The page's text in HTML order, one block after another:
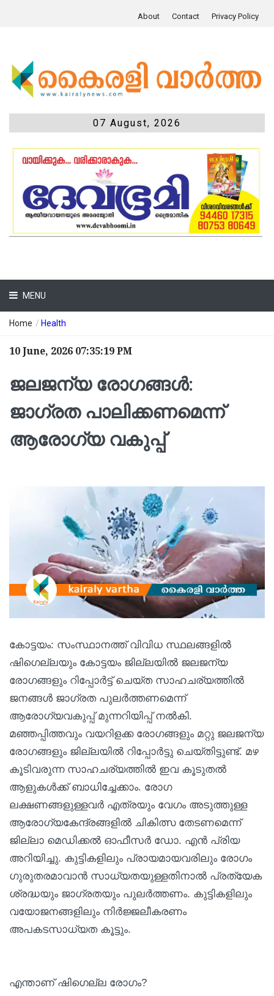
About Contact Privacy Policy
07 August, 2026
MENU
Home / Health
10 June, 2026 07:35:19 PM
ജലജന്യ രോഗങ്ങള്‍:
ജാഗ്രത പാലിക്കണമെന്ന്
ആരോഗ്യ വകുപ്പ്
കോട്ടയം: സംസ്ഥാനത്ത് വിവിധ സ്ഥലങ്ങളില്‍
ഷിഗെല്ലയും കോട്ടയം ജില്ലയില്‍ ജലജന്യ
രോഗങ്ങളും റിപ്പോര്‍ട്ട് ചെയ്ത സാഹചര്യത്തില്‍
ജനങ്ങള്‍ ജാഗ്രത പുലര്‍ത്തണമെന്ന്
ആരോഗ്യവകുപ്പ് മുന്നറിയിപ്പ് നല്‍കി.
മഞ്ഞപ്പിത്തവും വയറിളക്ക രോഗങ്ങളും മറ്റു ജലജന്യ
രോഗങ്ങളും ജില്ലയില്‍ റിപ്പോര്‍ട്ടു ചെയ്തിട്ടുണ്ട്. മഴ
കൂടിവരുന്ന സാഹചര്യത്തില്‍ ഇവ കൂടുതല്‍
ആളുകള്‍ക്ക് ബാധിച്ചേക്കാം. രോഗ
ലക്ഷണങ്ങളുള്ളവര്‍ എത്രയും വേഗം അടുത്തുള്ള
ആരോഗ്യകേന്ദ്രങ്ങളില്‍ ചികിത്സ തേടണമെന്ന്
ജില്ലാ മെഡിക്കല്‍ ഓഫീസര്‍ ഡോ. എന്‍ പ്രിയ
അറിയിച്ചു. കുട്ടികളിലും പ്രായമായവരിലും രോഗം
ഗുരുതരമാവാന്‍ സാധ്യതയുള്ളതിനാല്‍ പ്രത്യേക
ശ്രദ്ധയും ജാഗ്രതയും പുലര്‍ത്തണം. കുട്ടികളിലും
വയോജനങ്ങളിലും നിര്‍ജ്ജലീകരണം
അപകടസാധ്യത കൂട്ടും.
എന്താണ് ഷിഗെല്ല രോഗം?